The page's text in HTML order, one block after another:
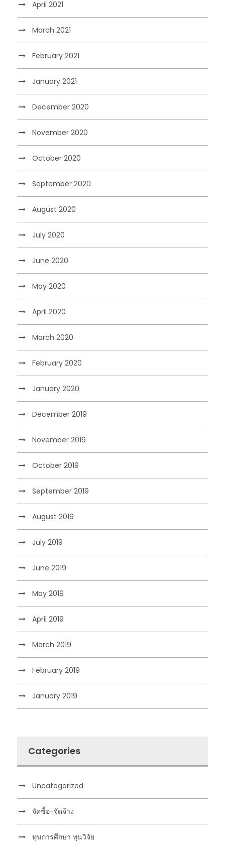
April 2021
March 2021
February 2021
January 2021
December 2020
November 2020
October 2020
September 2020
August 2020
July 2020
June 2020
May 2020
April 2020
March 2020
February 2020
January 2020
December 2019
November 2019
October 2019
September 2019
August 2019
July 2019
June 2019
May 2019
April 2019
March 2019
February 2019
January 2019
Categories
Uncategorized
จัดซื้อ-จัดจ้าง
ทุนการศึกษา ทุนวิจัย